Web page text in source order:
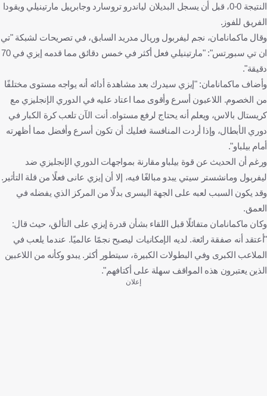
النتيجة 0-0، قبل أن يسجل البديلان لياندرو تروسارد وجابرييل مارتينيلي ويقودا
الفريق للفوز.
وقال ماكمانامان، نجم ليفربول وريال مدريد السابق، في تصريحات لشبكة "تي
ان تي سبورتس": "مارتينيلي فعل أكثر في خمس دقائق مما قدمه إيزي في 70
دقيقة".
وأضاف ماكمانامان: "إيزي سيدرك بعد مشاهدة أدائه أنه يواجه مستوى مختلفًا
من الخصوم. اللاعبون أسرع وأقوى مما اعتاد عليه في الدوري الإنجليزي مع
كريستال بالاس، ويعلم أنه يحتاج لرفع مستواه. أنت الآن تلعب كرة الكبار في
دوري الأبطال، وإذا أردت المنافسة فعليك أن تكون أسرع وأفضل مما أظهرته
أمام بيلباو".
ورغم أن الحديث عن قوة بيلباو مقارنة بمواجهات الدوري الإنجليزي ضد
ليفربول ومانشستر سيتي يبدو مبالغًا فيه، إلا أن إيزي عانى فعلًا من قلة التأثير.
وقد يكون السبب لعبه على الجهة اليسرى بدلًا من المركز الذي يفضله في
العمق.
وكان ماكمانامان متفائلًا قبل اللقاء بشأن قدرة إيزي على التألق، حيث قال:
"أعتقد أنه صفقة رائعة. لديه الإمكانيات ليصبح نجمًا عالميًا. عندما يلعب في
الملاعب الكبرى وفي البطولات الكبيرة، سيتطور أكثر. يبدو وكأنه من اللاعبين
الذين يعتبرون هذه المواقف سهلة على أكتافهم".
إعلان